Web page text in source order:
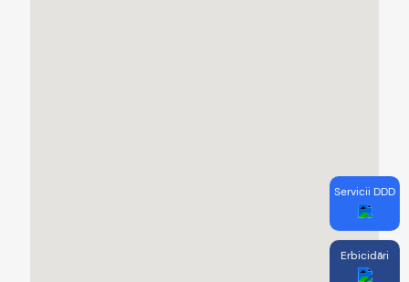
Servicii DDD
Erbicidări